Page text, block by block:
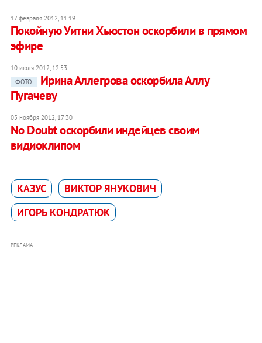
17 февраля 2012, 11:19
Покойную Уитни Хьюстон оскорбили в прямом
эфире
10 июля 2012, 12:53
ФОТО
Ирина Аллегрова оскорбила Аллу
Пугачеву
05 ноября 2012, 17:30
No Doubt оскорбили индейцев своим
видиоклипом
КАЗУС
ВИКТОР ЯНУКОВИЧ
ИГОРЬ КОНДРАТЮК
РЕКЛАМА